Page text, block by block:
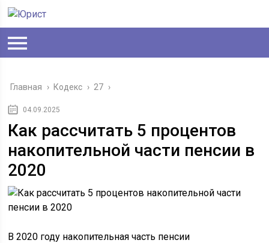
Главная › Кодекс › 27 ›
04.09.2025
Как рассчитать 5 процентов
накопительной части пенсии в
2020
В 2020 году накопительная часть пенсии